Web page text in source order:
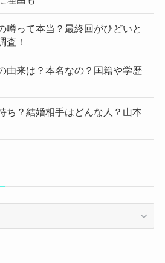
噂って本当？最終回がひどいと
査！
由来は？本名なの？国籍や学歴
ち？結婚相手はどんな人？山本